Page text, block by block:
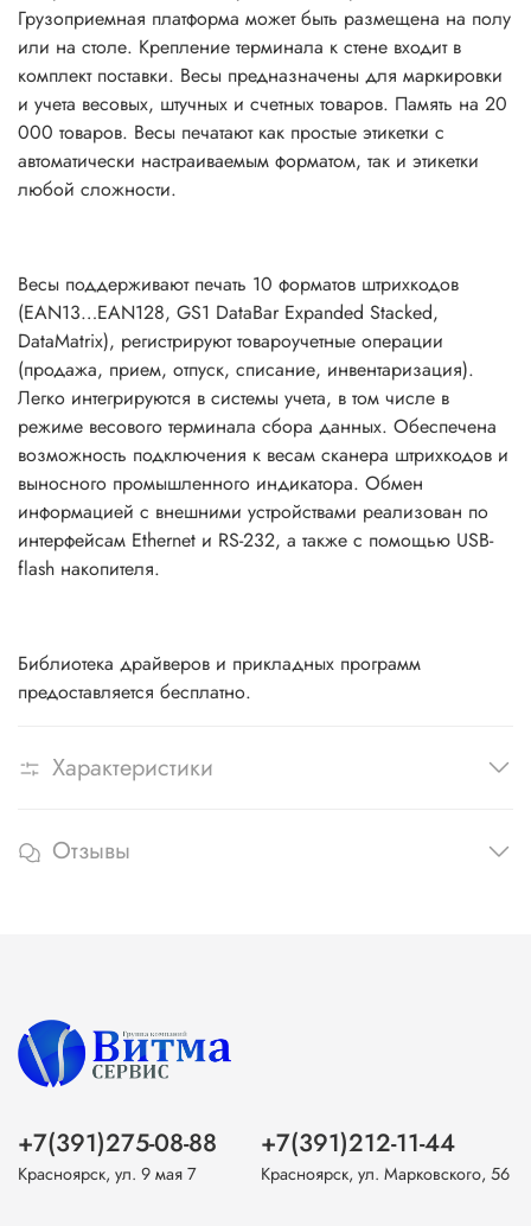
Грузоприемная платформа может быть размещена на полу
или на столе. Крепление терминала к стене входит в
комплект поставки. Весы предназначены для маркировки
и учета весовых, штучных и счетных товаров. Память на 20
000 товаров. Весы печатают как простые этикетки с
автоматически настраиваемым форматом, так и этикетки
любой сложности.
Весы поддерживают печать 10 форматов штрихкодов
(EAN13…EAN128, GS1 DataBar Expanded Stacked,
DataMatrix), регистрируют товароучетные операции
(продажа, прием, отпуск, списание, инвентаризация).
Легко интегрируются в системы учета, в том числе в
режиме весового терминала сбора данных. Обеспечена
возможность подключения к весам сканера штрихкодов и
выносного промышленного индикатора. Обмен
информацией с внешними устройствами реализован по
интерфейсам Ethernet и RS-232, а также с помощью USB-
flash накопителя.
Библиотека драйверов и прикладных программ
предоставляется бесплатно.
Характеристики
Отзывы
+7(391)275-08-88
Красноярск, ул. 9 мая 7
+7(391)212-11-44
Красноярск, ул. Марковского, 56